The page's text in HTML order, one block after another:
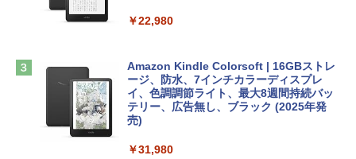
【Amazon.co.jp限定】 HP ノートパソコ
ン 15-fd 15.6インチ 16GBメモリ 512GB
SSD インテル Core 5
定バーチャルアイテムを含む】 【オンラ
インゲームコード】 ロブロックス |オン
ラインコード版
￥1,600
ClaudeCode いちばんやさしい 教科書:
にもKindle出版にも！ 非エンジニアのた
めのAIコーディング入門シリーズ
￥99
AIイラスト表現辞典: 思い通りの絵を引き
￥22,980
Amazon Kindle Colorsoft | 16GBストレ
ージ、防水、7インチカラーディスプレ
イ、色調調節ライト、最大8週間持続バッ
テリー、広告無し、ブラック (2025年発
売)
￥31,980